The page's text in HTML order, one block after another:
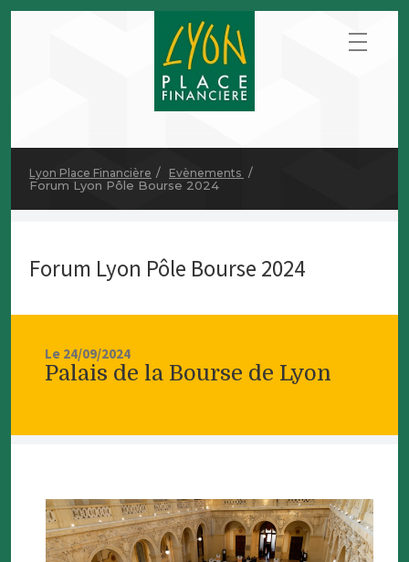
Lyon Place Financière Evènements
Forum Lyon Pôle Bourse 2024
Forum Lyon Pôle Bourse 2024
Le 24/09/2024
Palais de la Bourse de Lyon